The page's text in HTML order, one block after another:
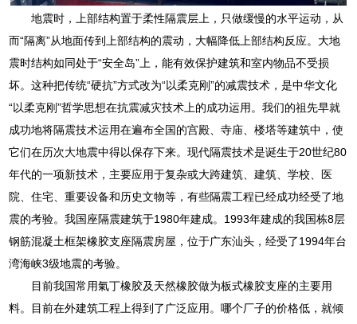
地震时，上部结构置于柔性隔震层上，只做缓慢的水平运动，从
而“隔离”从地面传到上部结构的震动，大幅降低上部结构反应。大地
震时结构如同处于“安全岛”上，能有效保护建筑和室内物品不受损
坏。这种把传统“硬抗”方式改为“以柔克刚”的减震技术，是中华文化
“以柔克刚”哲学思想在抗震减灾技术上的成功运用。我们的祖先早就
成功地将隔震技术运用在遍布全国的宫殿、寺庙、楼塔等建筑中，使
它们在历次大地震中得以保存下来。现代隔震技术是诞生于20世纪80
年代的一项新技术，主要应用于复杂或大跨建筑、建筑、学校、医
院、住宅、重要设备和历史文物等，有些隔震工程已经成功经受了地
震的考验。我国座隔震建筑于1980年建成。1993年建成的我国栋8层
钢筋混凝土框架橡胶支座隔震房屋，位于广东汕头，经受了1994年台
湾海峡3级地震的考验。
目前我国常用氣丁橡胶及天然橡胶做为板式橡胶支座的主要用
料。目前在外建筑工程上得到了广泛应用。哪个厂子的价格低，就倾